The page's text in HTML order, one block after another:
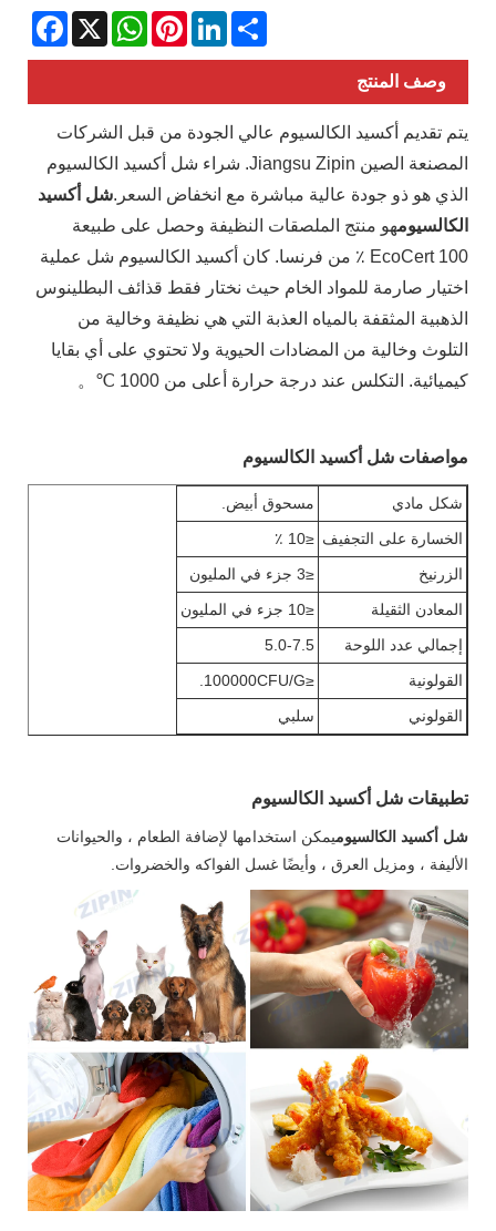
X
WhatsAppPinterestLinkedInShare
وصف المنتج
يتم تقديم أكسيد الكالسيوم عالي الجودة من قبل الشركات
المصنعة الصين Jiangsu Zipin. شراء شل أكسيد الكالسيوم
الذي هو ذو جودة عالية مباشرة مع انخفاض السعر.شل أكسيد
الكالسيومهو منتج الملصقات النظيفة وحصل على طبيعة
EcoCert 100 ٪ من فرنسا. كان أكسيد الكالسيوم شل عملية
اختيار صارمة للمواد الخام حيث نختار فقط قذائف البطلينوس
الذهبية المثقفة بالمياه العذبة التي هي نظيفة وخالية من
التلوث وخالية من المضادات الحيوية ولا تحتوي على أي بقايا
كيميائية. التكلس عند درجة حرارة أعلى من 1000 ℃。
مواصفات شل أكسيد الكالسيوم
شكل مادي
مسحوق أبيض.
الخسارة على التجفيف ≤10 ٪
الزرنيخ
≤3 جزء في المليون
المعادن الثقيلة
≤10 جزء في المليون
إجمالي عدد اللوحة
5.0-7.5
القولونية
≤100000CFU/G.
القولوني
سلبي
تطبيقات شل أكسيد الكالسيوم
شل أكسيد الكالسيوميمكن استخدامها لإضافة الطعام ، والحيوانات
الأليفة ، ومزيل العرق ، وأيضًا غسل الفواكه والخضروات.